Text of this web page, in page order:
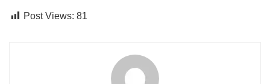
Post Views: 81